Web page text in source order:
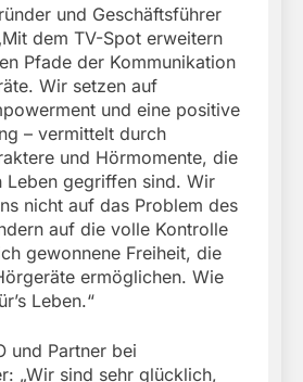
und Geschäftsführer
dem TV-Spot erweitern
Pfade der Kommunikation
Wir setzen auf
und eine positive
– vermittelt durch
und Hörmomente, die
Leben gegriffen sind. Wir
nicht auf das Problem des
auf die volle Kontrolle
gewonnene Freiheit, die
ermöglichen. Wie
Leben.“
und Partner bei
„Wir sind sehr glücklich,